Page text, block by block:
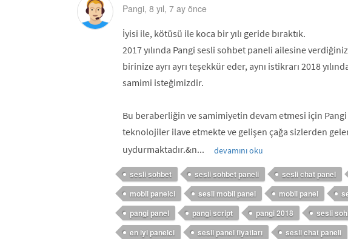
Pangi, 8 yıl, 7 ay önce
İyisi ile, kötüsü ile koca bir yılı geride bıraktık.
2017 yılında Pangi sesli sohbet paneli ailesine
birinize ayrı ayrı teşekkür eder, aynı istikrarı 2018
samimi isteğimizdir.
Bu beraberliğin ve samimiyetin devam etmesi için
teknolojiler ilave etmekte ve gelişen çağa sizlerden
uydurmaktadır.&n...
devamını oku
sesli sohbet sesli sohbet paneli sesli chat panel
mobil panelci
sesli mobil panel mobil panel
pangi panel
pangi script pangi 2018 sesli
en iyi panelci
sesli panel fiyatları sesli chat paneli